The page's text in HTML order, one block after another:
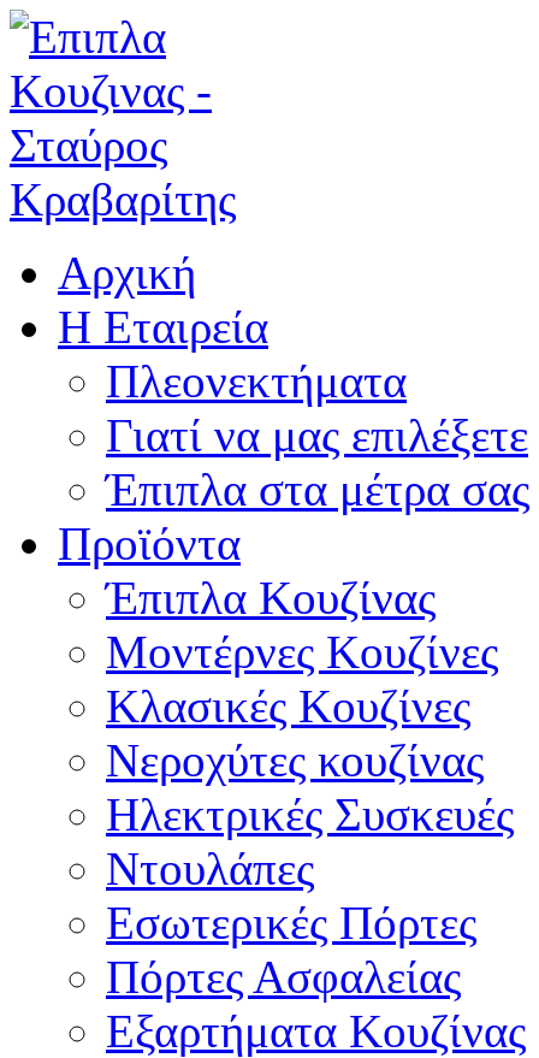
Αρχική
Η Εταιρεία
Πλεονεκτήματα
Γιατί να μας επιλέξετε
Έπιπλα στα μέτρα σας
Προϊόντα
Έπιπλα Κουζίνας
Μοντέρνες Κουζίνες
Κλασικές Κουζίνες
Νεροχύτες κουζίνας
Ηλεκτρικές Συσκευές
Ντουλάπες
Εσωτερικές Πόρτες
Πόρτες Ασφαλείας
Εξαρτήματα Κουζίνας